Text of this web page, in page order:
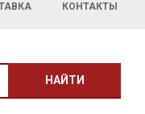
КОНТАКТЫ
НАЙТИ